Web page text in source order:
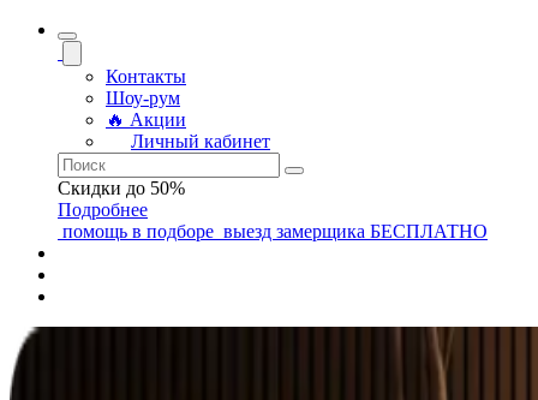
Контакты
Шоу-рум
🔥 Акции
Личный кабинет
Скидки до 50%
Подробнее
помощь в подборе выезд замерщика БЕСПЛАТНО